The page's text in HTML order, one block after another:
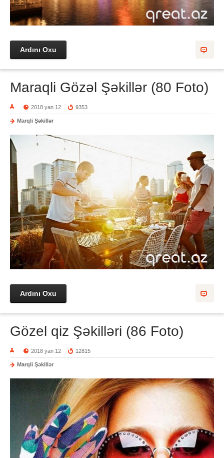
Ardını Oxu
Maraqli Gözəl Şəkillər (80 Foto)
2018 yan 12 9353
Marqli Şəkillər
Ardını Oxu
Gözel qiz Şəkilləri (86 Foto)
2018 yan 12 12815
Marqli Şəkillər